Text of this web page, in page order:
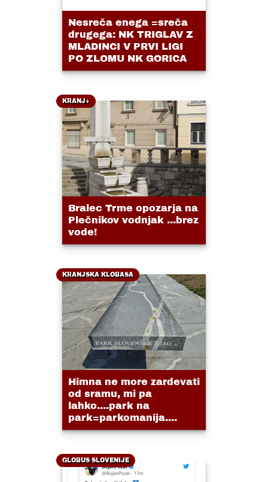
Nesreča enega =sreča
drugega: NK TRIGLAV Z
MLADINCI V PRVI LIGI
PO ZLOMU NK GORICA
KRANJ+
Bralec Trme opozarja na
Plečnikov vodnjak ...brez
vode!
KRANJSKA KLOBASA
Himna ne more zardevati
od sramu, mi pa
lahko....park na
park=parkomanija....
GLOBUS SLOVENIJE